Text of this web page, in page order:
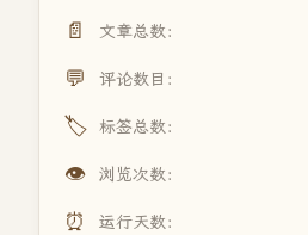
📄 文章总数：
💬 评论数目：
🏷️ 标签总数：
👁️ 浏览次数：
⏰ 运行天数：